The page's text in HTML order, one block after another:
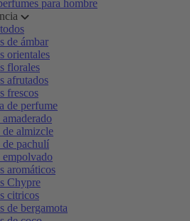
para hombre
de ámbar
orientales
florales
afrutados
frescos
de perfume
de almizcle
de pachulí
empolvado
aromáticos
Chypre
citricos
de bergamota